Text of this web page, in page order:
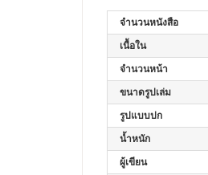
จำนวนหนังสือ
เนื้อใน
จำนวนหน้า
ขนาดรูปเล่ม
รูปแบบปก
น้ำหนัก
ผู้เขียน